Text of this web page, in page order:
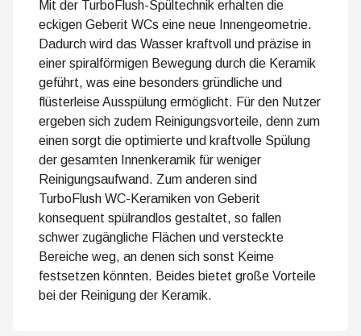
Mit der TurboFlush-Spültechnik erhalten die
eckigen Geberit WCs eine neue Innengeometrie.
Dadurch wird das Wasser kraftvoll und präzise in
einer spiralförmigen Bewegung durch die Keramik
geführt, was eine besonders gründliche und
flüsterleise Ausspülung ermöglicht. Für den Nutzer
ergeben sich zudem Reinigungsvorteile, denn zum
einen sorgt die optimierte und kraftvolle Spülung
der gesamten Innenkeramik für weniger
Reinigungsaufwand. Zum anderen sind
TurboFlush WC-Keramiken von Geberit
konsequent spülrandlos gestaltet, so fallen
schwer zugängliche Flächen und versteckte
Bereiche weg, an denen sich sonst Keime
festsetzen könnten. Beides bietet große Vorteile
bei der Reinigung der Keramik.